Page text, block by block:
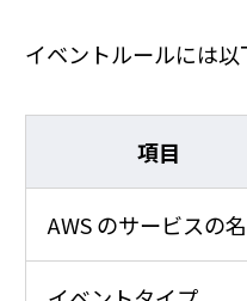
イベントルールには以
項目
AWS のサービスの